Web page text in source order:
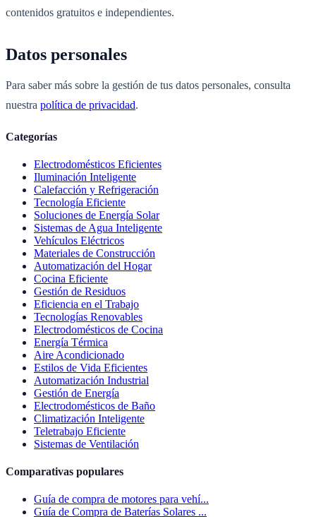
contenidos gratuitos e independientes.
Datos personales
Para saber más sobre la gestión de tus datos personales, consulta
nuestra política de privacidad.
Categorías
Electrodomésticos Eficientes
Iluminación Inteligente
Calefacción y Refrigeración
Tecnología Eficiente
Soluciones de Energía Solar
Sistemas de Agua Inteligente
Vehículos Eléctricos
Materiales de Construcción
Automatización del Hogar
Cocina Eficiente
Gestión de Residuos
Eficiencia en el Trabajo
Tecnologías Renovables
Electrodomésticos de Cocina
Energía Térmica
Aire Acondicionado
Estilos de Vida Eficientes
Automatización Industrial
Gestión de Energía
Electrodomésticos de Baño
Climatización Inteligente
Teletrabajo Eficiente
Sistemas de Ventilación
Comparativas populares
Guía de compra de motores para vehí...
Guía de Compra de Baterías Solares ...